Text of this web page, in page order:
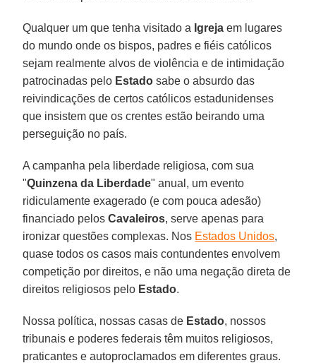
Qualquer um que tenha visitado a Igreja em lugares
do mundo onde os bispos, padres e fiéis católicos
sejam realmente alvos de violência e de intimidação
patrocinadas pelo Estado sabe o absurdo das
reivindicações de certos católicos estadunidenses
que insistem que os crentes estão beirando uma
perseguição no país.
A campanha pela liberdade religiosa, com sua
"Quinzena da Liberdade" anual, um evento
ridiculamente exagerado (e com pouca adesão)
financiado pelosCavaleiros, serve apenas para
ironizar questões complexas. Nos Estados Unidos,
quase todos os casos mais contundentes envolvem
competição por direitos, e não uma negação direta de
direitos religiosos pelo Estado.
Nossa política, nossas casas de Estado, nossos
tribunais e poderes federais têm muitos religiosos,
praticantes e autoproclamados em diferentes graus.